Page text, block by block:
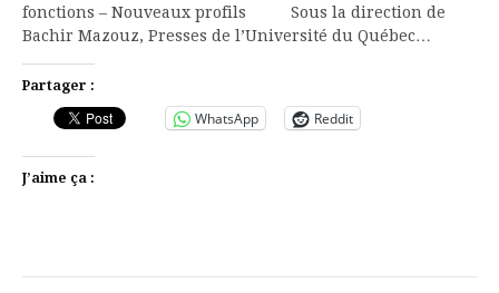
fonctions – Nouveaux profils Sous la direction de
Bachir Mazouz, Presses de l’Université du Québec…
Partager :
WhatsApp Reddit
J’aime ça :